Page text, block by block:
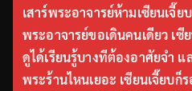
เสาร์พระอาจารย์ห้ามเซียนเจี๊
พระอาจารย์ขอเดินคนเดียว เซี
ดูได้เรียนรู้บางทีต้องอาศัยจำ
พระร้านไหนเยอะ เซียนเจี๊ยบ